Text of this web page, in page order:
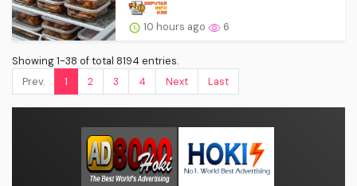
10 hours ago 6
Showing 1-38 of total 8194 entries.
Prev.
1 2 3 4 Next Last